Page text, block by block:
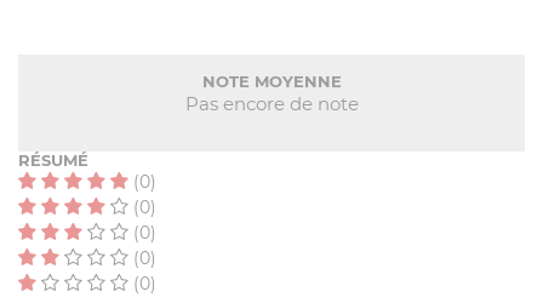
NOTE MOYENNE
Pas encore de note
RÉSUMÉ
(0)
(0)
(0)
(0)
(0)